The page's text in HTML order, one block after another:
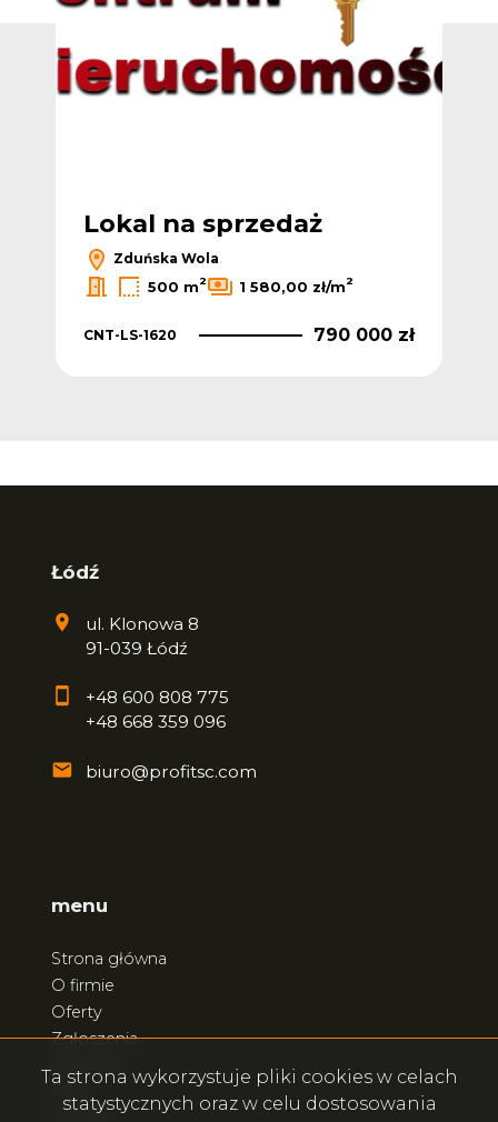
Lokal na sprzedaż
Zduńska Wola
500 m2 1 580,00 zł/m2
CNT-LS-1620 790 000 zł
Łódź
ul. Klonowa 8
91-039 Łódź
+48 600 808 775
+48 668 359 096
biuro@profitsc.com
menu
Strona główna
O firmie
Oferty
Zgłoszenia
Ta strona wykorzystuje pliki cookies w celach
statystycznych oraz w celu dostosowania